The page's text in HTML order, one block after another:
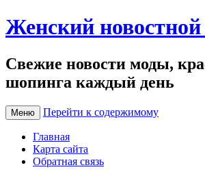
Женский
Свежие новости моды,
шопинга каждый день
Меню Перейти к содержимому
Главная
Карта сайта
Обратная связь